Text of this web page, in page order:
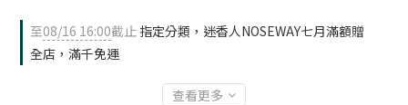
至08/16 16:00截止 指定分類，迷香人NOSEWAY七月滿額贈
全店，滿千免運
查看更多